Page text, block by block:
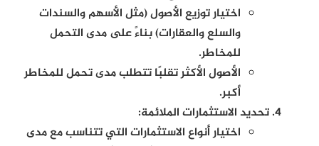
اختيار توزيع الأصول (مثل الأسهم والسندات
والسلع والعقارات) بناءً على مدى التحمل
للمخاطر.
الأصول الأكثر تقلبًا تتطلب مدى تحمل للمخاطر
أكبر.
تحديد الاستثمارات الملائمة:
اختيار أنواع الاستثمارات التي تتناسب مع مدى